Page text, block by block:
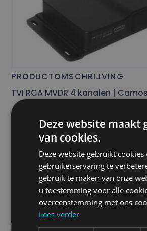
PRODUCTOMSCHRIJVING
TVI RCA MVDR 4 kanalen |
MVDR van Camos met vier
Zowel een TVI videouitgang als
G-sensoren. De MVDR beschikt
functionaliteiten en 32 GB aan
Y-kabels.
12/24 VDC
Deze website maakt
van cookies.
Deze website gebruikt cookies
gebruikerservaring te
gebruik te maken van onze
u toestemming voor alle
overeenstemming met ons
Lees verder